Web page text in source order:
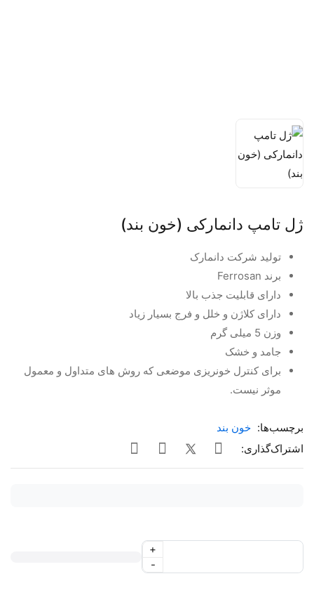
ژل تامپ دانمارکی (خون بند)
تولید شرکت دانمارک
برند Ferrosan
دارای قابلیت جذب بالا
دارای کلاژن و خلل و فرج بسیار زیاد
وزن 5 میلی گرم
جامد و خشک
برای کنترل خونریزی موضعی که روش های متداول و معمول
موثر نیست.
برچسب‌ها: خون بند
اشتراک‌گذاری:
-
+